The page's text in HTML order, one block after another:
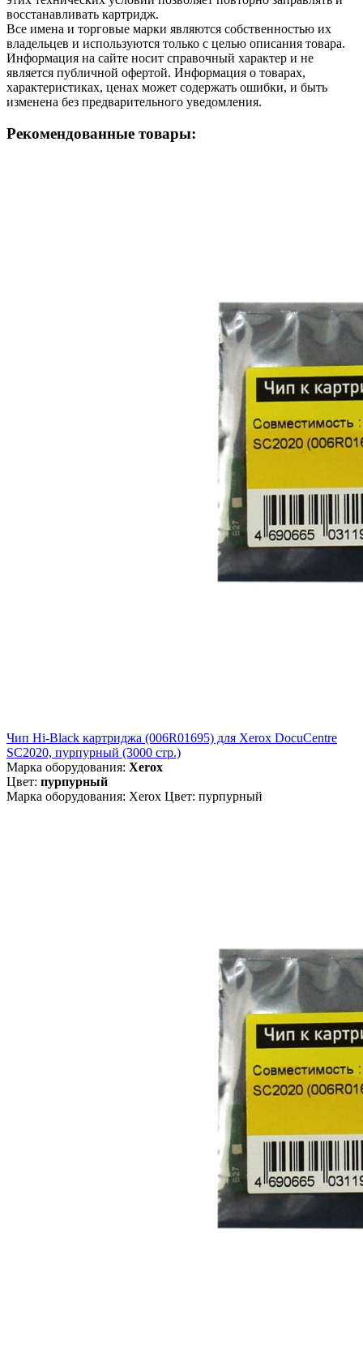
восстанавливать картридж.
Все имена и торговые марки являются собственностью их
владельцев и используются только с целью описания товара.
Информация на сайте носит справочный характер и не
является публичной офертой. Информация о товарах,
характеристиках, ценах может содержать ошибки, и быть
изменена без предварительного уведомления.
Рекомендованные товары:
Чип Hi-Black картриджа (006R01695) для Xerox DocuCentre
SC2020, пурпурный (3000 стр.)
Марка оборудования: Xerox
Цвет: пурпурный
Марка оборудования: Xerox Цвет: пурпурный